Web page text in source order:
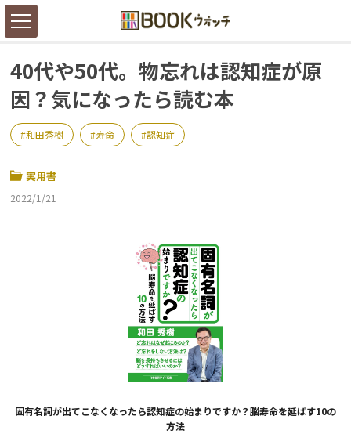
40代や50代。物忘れは認知症が原
因？気になったら読む本
和田秀樹 寿命 認知症
実用書
2022/1/21
固有名詞が出てこなくなったら認知症の始まりですか？脳寿命を延ばす10の
方法